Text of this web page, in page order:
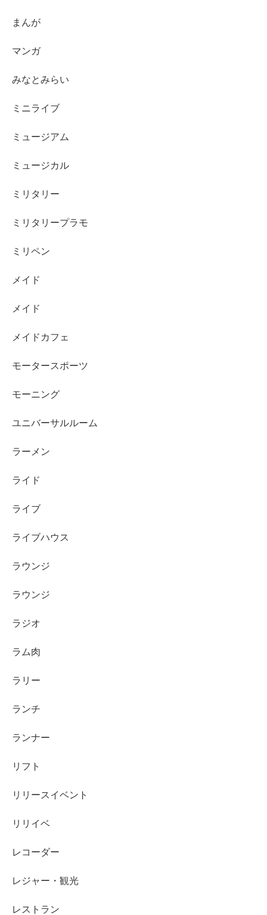
まんが
マンガ
みなとみらい
ミニライブ
ミュージアム
ミュージカル
ミリタリー
ミリタリープラモ
ミリペン
メイド
メイド
メイドカフェ
モータースポーツ
モーニング
ユニバーサルルーム
ラーメン
ライド
ライブ
ライブハウス
ラウンジ
ラウンジ
ラジオ
ラム肉
ラリー
ランチ
ランナー
リフト
リリースイベント
リリイベ
レコーダー
レジャー・観光
レストラン